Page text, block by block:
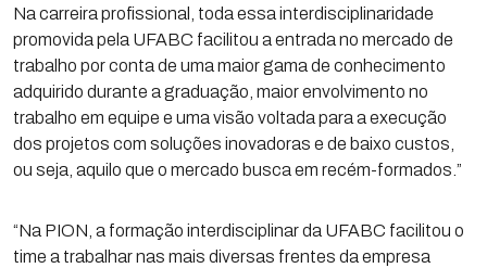
Na carreira profissional, toda essa interdisciplinaridade
promovida pela UFABC facilitou a entrada no mercado de
trabalho por conta de uma maior gama de conhecimento
adquirido durante a graduação, maior envolvimento no
trabalho em equipe e uma visão voltada para a execução
dos projetos com soluções inovadoras e de baixo custos,
ou seja, aquilo que o mercado busca em recém-formados.”
“Na PION, a formação interdisciplinar da UFABC facilitou o
time a trabalhar nas mais diversas frentes da empresa